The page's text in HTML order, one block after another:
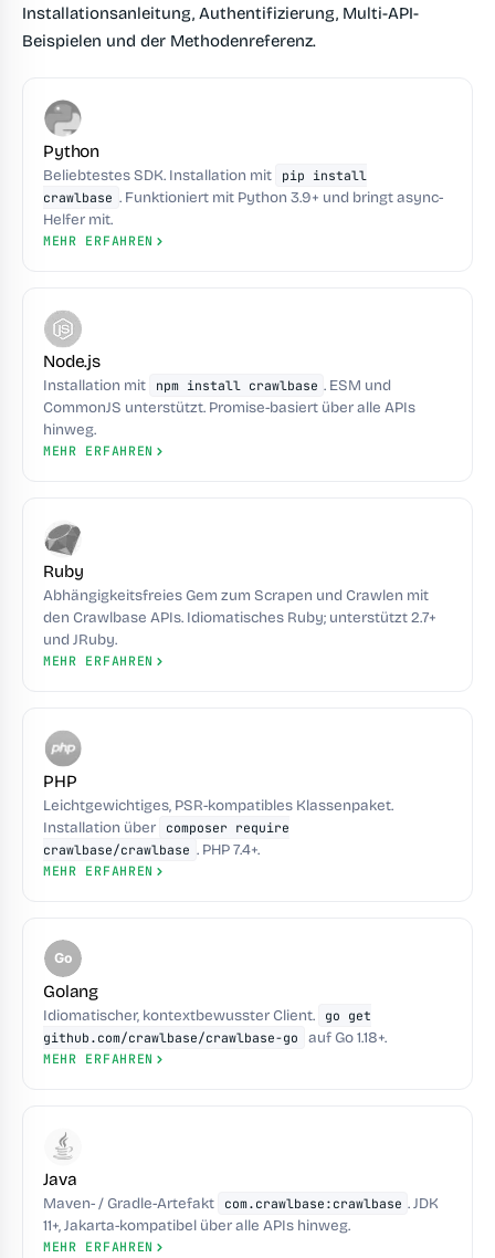
Installationsanleitung, Authentifizierung, Multi-API-
Beispielen und der Methodenreferenz.
Python
Beliebtestes SDK. Installation mit
pip install
crawlbase . Funktioniert mit Python 3.9+ und bringt async-
Helfer mit.
MEHR ERFAHREN
Node.js
Installation mit npm install crawlbase . ESM und
CommonJS unterstützt. Promise-basiert über alle APIs
hinweg.
MEHR ERFAHREN
Ruby
Abhängigkeitsfreies Gem zum Scrapen und Crawlen mit
den Crawlbase APIs. Idiomatisches Ruby; unterstützt 2.7+
und JRuby.
MEHR ERFAHREN
PHP
Leichtgewichtiges, PSR-kompatibles Klassenpaket.
Installation über
composer require
crawlbase/crawlbase . PHP 7.4+.
MEHR ERFAHREN
Go
Golang
Idiomatischer, kontextbewusster Client.
go get
github.com/crawlbase/crawlbase-go
auf Go 1.18+.
MEHR ERFAHREN
Java
Maven- / Gradle-Artefakt com.crawlbase:crawlbase . JDK
11+, Jakarta-kompatibel über alle APIs hinweg.
MEHR ERFAHREN